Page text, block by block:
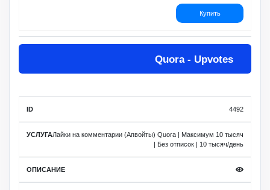
Купить
Quora - Upvotes
4492
Лайки на комментарии (Апвойты) Quora | Максимум 10 тысяч
| Без отписок | 10 тысяч/день